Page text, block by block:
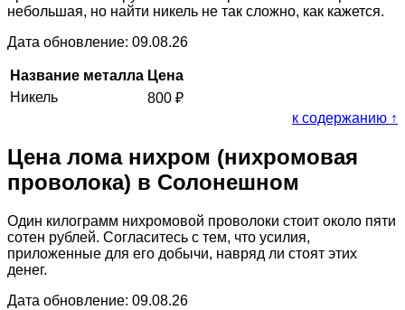
небольшая, но найти никель не так сложно, как кажется.
Дата обновление: 09.08.26
Название металла Цена
Никель
800 ₽
к содержанию ↑
Цена лома нихром (нихромовая
проволока) в Солонешном
Один килограмм нихромовой проволоки стоит около пяти
сотен рублей. Согласитесь с тем, что усилия,
приложенные для его добычи, навряд ли стоят этих
денег.
Дата обновление: 09.08.26